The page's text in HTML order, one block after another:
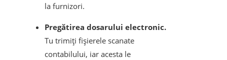
la furnizori.
Pregătirea dosarului electronic.
Tu trimiți fișierele scanate
contabilului, iar acesta le